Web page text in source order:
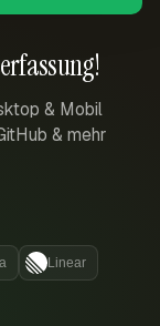
& Mobil
& mehr
Linear